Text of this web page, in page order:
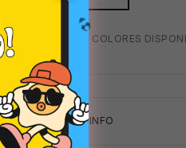
MAS COLORES
+INFO